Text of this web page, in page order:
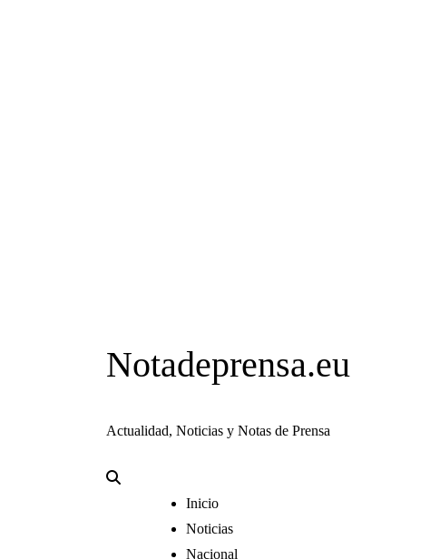
Notadeprensa.eu
Actualidad, Noticias y Notas de Prensa
Inicio
Noticias
Nacional